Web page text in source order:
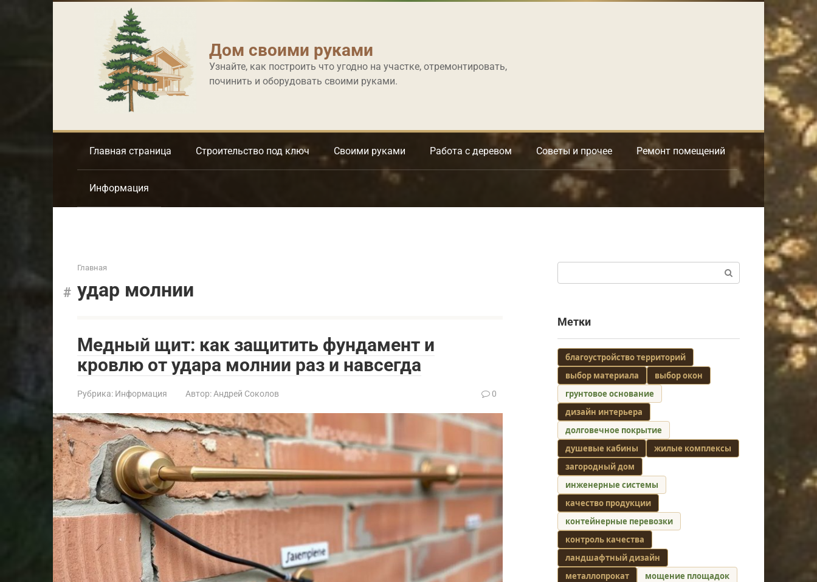
Дом своими руками
Узнайте, как построить что угодно на участке, отремонтировать,
починить и оборудовать своими руками.
Главная страница Строительство под ключ Своими руками Работа с деревом Советы и прочее Ремонт помещений
Информация
Главная
удар молнии
Медный щит: как защитить фундамент и
кровлю от удара молнии раз и навсегда
Рубрика: Информация Автор: Андрей Соколов 0
Метки
благоустройство территорий
выбор материала
выбор окон
грунтовое основание
дизайн интерьера
долговечное покрытие
душевые кабины
жилые комплексы
загородный дом
инженерные системы
качество продукции
контейнерные перевозки
контроль качества
ландшафтный дизайн
металлопрокат
мощение площадок